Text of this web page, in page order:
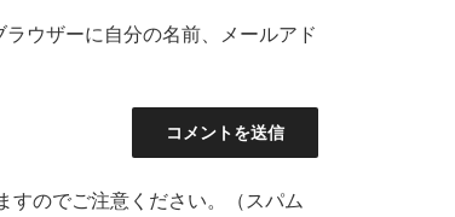
ウザーに自分の名前、メールアド
すのでご注意ください。（スパム